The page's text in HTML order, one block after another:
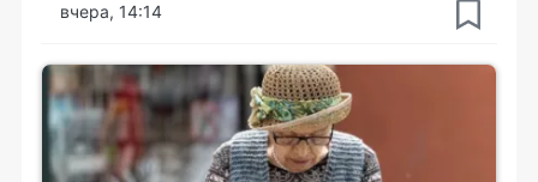
вчера, 14:14